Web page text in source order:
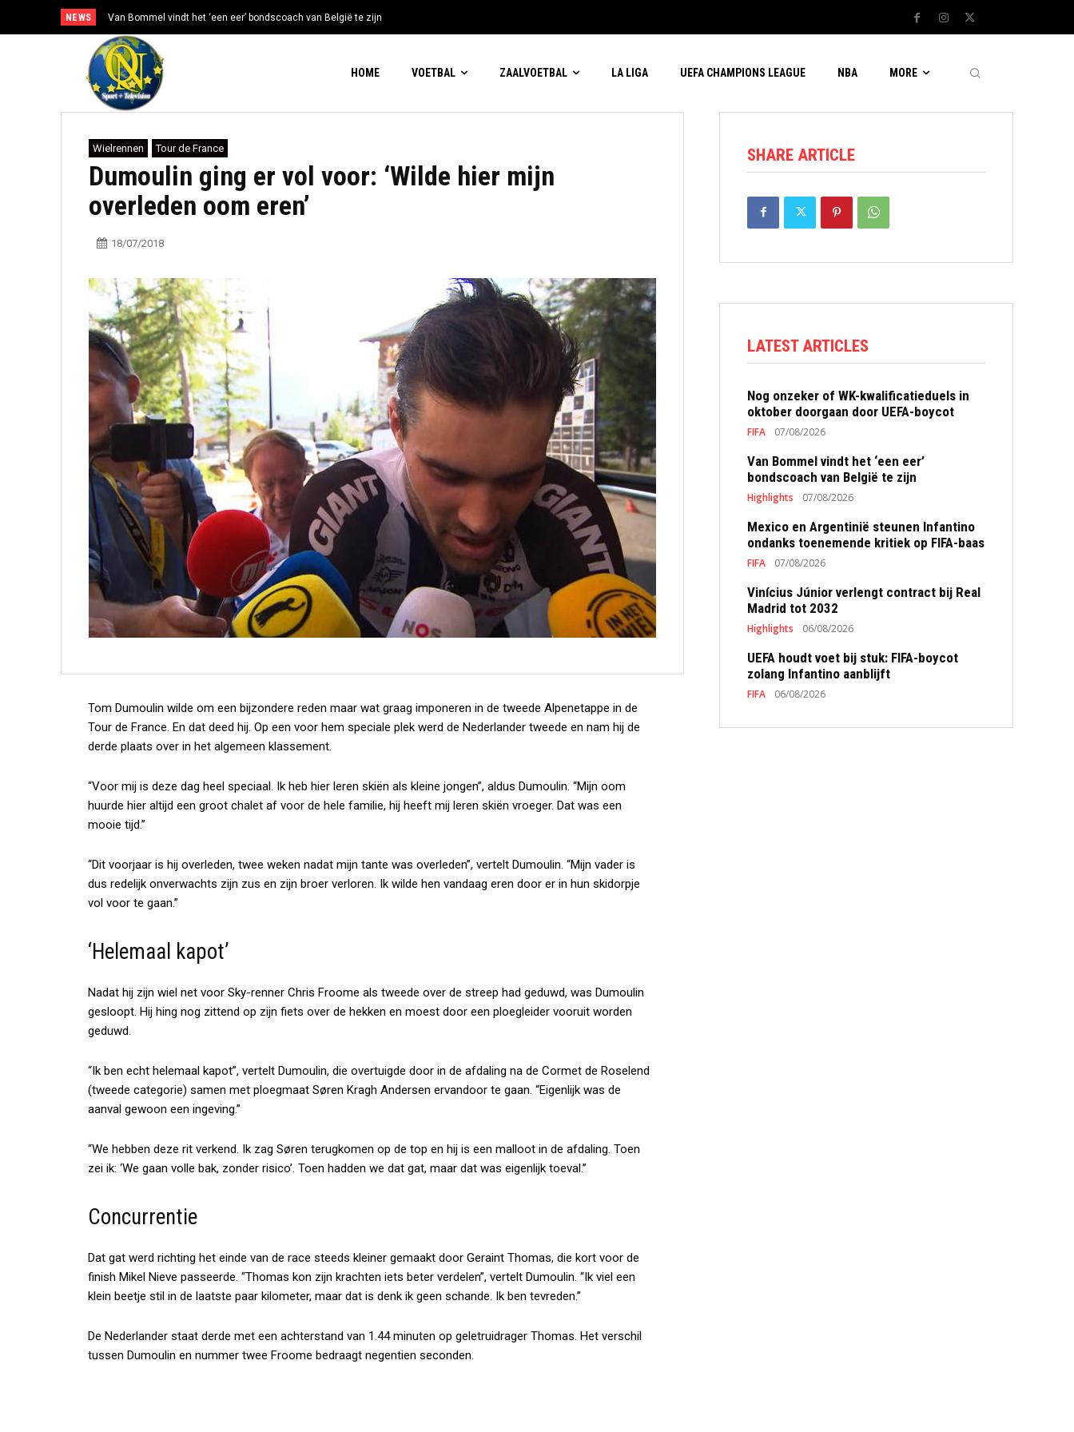
NEWS Van Bommel vindt het ‘een eer’ bondscoach van België te zijn
HOME VOETBAL ZAALVOETBAL LA LIGA UEFA CHAMPIONS LEAGUE NBA MORE
Wielrennen Tour de France
Dumoulin ging er vol voor: ‘Wilde hier mijn
overleden oom eren’
18/07/2018
Tom Dumoulin wilde om een bijzondere reden maar wat graag imponeren in de tweede Alpenetappe in de
Tour de France. En dat deed hij. Op een voor hem speciale plek werd de Nederlander tweede en nam hij de
derde plaats over in het algemeen klassement.
“Voor mij is deze dag heel speciaal. Ik heb hier leren skiën als kleine jongen”, aldus Dumoulin. “Mijn oom
huurde hier altijd een groot chalet af voor de hele familie, hij heeft mij leren skiën vroeger. Dat was een
mooie tijd.”
“Dit voorjaar is hij overleden, twee weken nadat mijn tante was overleden”, vertelt Dumoulin. “Mijn vader is
dus redelijk onverwachts zijn zus en zijn broer verloren. Ik wilde hen vandaag eren door er in hun skidorpje
vol voor te gaan.”
‘Helemaal kapot’
Nadat hij zijn wiel net voor Sky-renner Chris Froome als tweede over de streep had geduwd, was Dumoulin
gesloopt. Hij hing nog zittend op zijn fiets over de hekken en moest door een ploegleider vooruit worden
geduwd.
“Ik ben echt helemaal kapot”, vertelt Dumoulin, die overtuigde door in de afdaling na de Cormet de Roselend
(tweede categorie) samen met ploegmaat Søren Kragh Andersen ervandoor te gaan. “Eigenlijk was de
aanval gewoon een ingeving.”
“We hebben deze rit verkend. Ik zag Søren terugkomen op de top en hij is een malloot in de afdaling. Toen
zei ik: ‘We gaan volle bak, zonder risico’. Toen hadden we dat gat, maar dat was eigenlijk toeval.”
Concurrentie
Dat gat werd richting het einde van de race steeds kleiner gemaakt door Geraint Thomas, die kort voor de
finish Mikel Nieve passeerde. “Thomas kon zijn krachten iets beter verdelen”, vertelt Dumoulin. “Ik viel een
klein beetje stil in de laatste paar kilometer, maar dat is denk ik geen schande. Ik ben tevreden.”
De Nederlander staat derde met een achterstand van 1.44 minuten op geletruidrager Thomas. Het verschil
tussen Dumoulin en nummer twee Froome bedraagt negentien seconden.
SHARE ARTICLE
LATEST ARTICLES
Nog onzeker of WK-kwalificatieduels in
oktober doorgaan door UEFA-boycot
FIFA 07/08/2026
Van Bommel vindt het ‘een eer’
bondscoach van België te zijn
Highlights 07/08/2026
Mexico en Argentinië steunen Infantino
ondanks toenemende kritiek op FIFA-baas
FIFA 07/08/2026
Vinícius Júnior verlengt contract bij Real
Madrid tot 2032
Highlights 06/08/2026
UEFA houdt voet bij stuk: FIFA-boycot
zolang Infantino aanblijft
FIFA 06/08/2026